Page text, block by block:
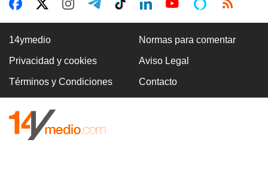
14ymedio Normas para comentar
Privacidad y cookies Aviso Legal
Términos y Condiciones Contacto